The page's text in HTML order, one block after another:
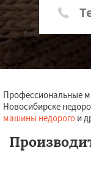
Профессиональные
Новосибирске
машины недорого и